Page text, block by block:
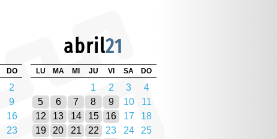
DO
2
9
16
23
abril21
LU MA MI JU VI SA DO
1 2 3
4
5
6 7 8 9 10
11
12
13 14 15 16 17
18
19
20 21 22 23 24
25